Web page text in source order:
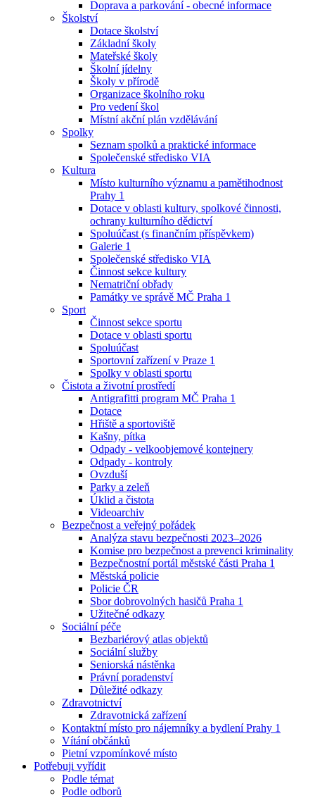
Doprava a parkování - obecné informace
Školství
Dotace školství
Základní školy
Mateřské školy
Školní jídelny
Školy v přírodě
Organizace školního roku
Pro vedení škol
Místní akční plán vzdělávání
Spolky
Seznam spolků a praktické informace
Společenské středisko VIA
Kultura
Místo kulturního významu a pamětihodnost
Prahy 1
Dotace v oblasti kultury, spolkové činnosti,
ochrany kulturního dědictví
Spoluúčast (s finančním příspěvkem)
Galerie 1
Společenské středisko VIA
Činnost sekce kultury
Nematriční obřady
Památky ve správě MČ Praha 1
Sport
Činnost sekce sportu
Dotace v oblasti sportu
Spoluúčast
Sportovní zařízení v Praze 1
Spolky v oblasti sportu
Čistota a životní prostředí
Antigrafitti program MČ Praha 1
Dotace
Hřiště a sportoviště
Kašny, pítka
Odpady - velkoobjemové kontejnery
Odpady - kontroly
Ovzduší
Parky a zeleň
Úklid a čistota
Videoarchiv
Bezpečnost a veřejný pořádek
Analýza stavu bezpečnosti 2023–2026
Komise pro bezpečnost a prevenci kriminality
Bezpečnostní portál městské části Praha 1
Městská policie
Policie ČR
Sbor dobrovolných hasičů Praha 1
Užitečné odkazy
Sociální péče
Bezbariérový atlas objektů
Sociální služby
Seniorská nástěnka
Právní poradenství
Důležité odkazy
Zdravotnictví
Zdravotnická zařízení
Kontaktní místo pro nájemníky a bydlení Prahy 1
Vítání občánků
Pietní vzpomínkové místo
Potřebuji vyřídit
Podle témat
Podle odborů